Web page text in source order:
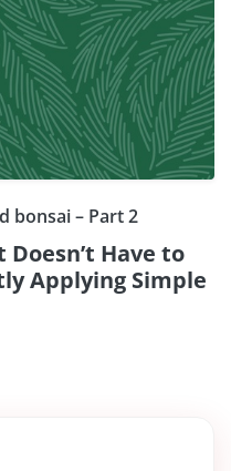
bonsai – Part 2
Have to
Applying Simple